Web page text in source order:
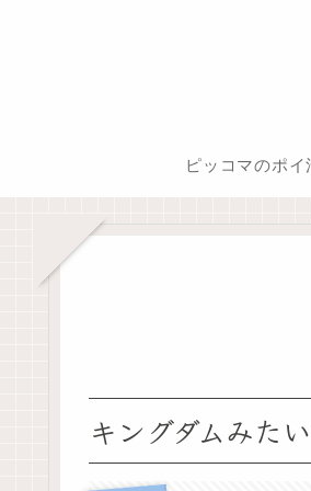
ピッコマのポイ
キングダムみた